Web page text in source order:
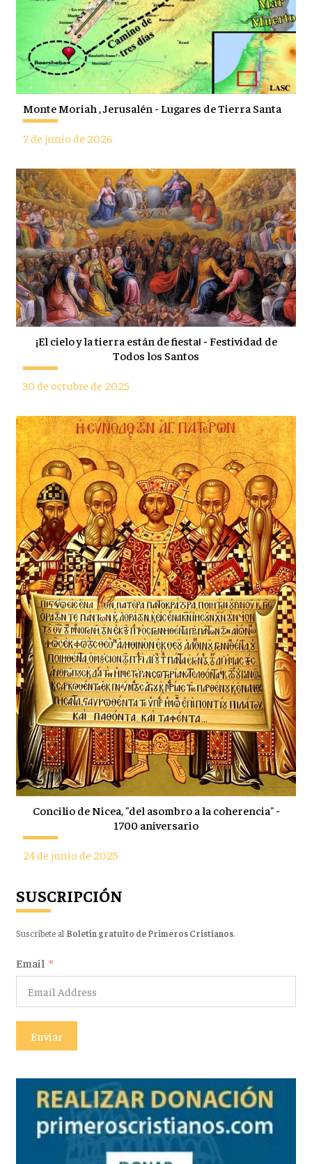
Monte Moriah , Jerusalén - Lugares de Tierra Santa
7 de junio de 2026
¡El cielo y la tierra están de fiesta! - Festividad de
Todos los Santos
30 de octubre de 2025
Concilio de Nicea, "del asombro a la coherencia" -
1700 aniversario
24 de junio de 2025
SUSCRIPCIÓN
Suscríbete al Boletín gratuito de Primeros Cristianos.
Email
Enviar